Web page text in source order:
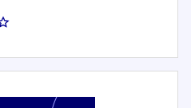
Animateur enfance - jeunesse